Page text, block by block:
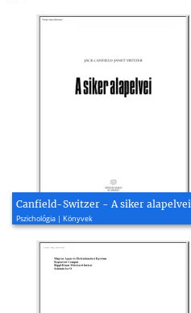
Canfield-Switzer - A siker alapelvei
Pszichológia | Könyvek